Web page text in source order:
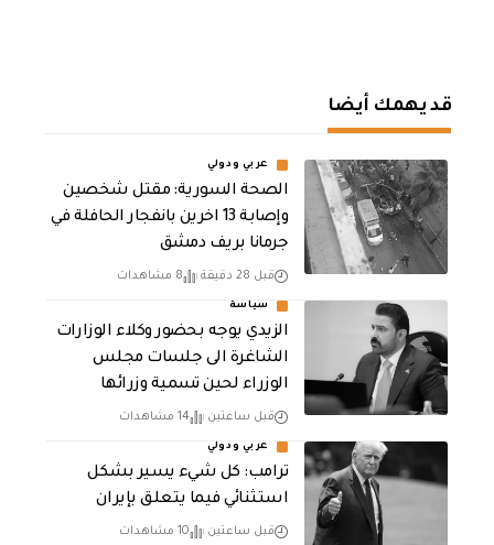
قد يهمك أيضا
عربي ودولي
الصحة السورية: مقتل شخصين
وإصابة 13 اخرين بانفجار الحافلة في
جرمانا بريف دمشق
قبل 28 دقيقة 8 مشاهدات
سياسة
الزيدي يوجه بحضور وكلاء الوزارات
الشاغرة الى جلسات مجلس
الوزراء لحين تسمية وزرائها
قبل ساعتين 14 مشاهدات
عربي ودولي
ترامب: كل شيء يسير بشكل
استثنائي فيما يتعلق بإيران
قبل ساعتين 10 مشاهدات